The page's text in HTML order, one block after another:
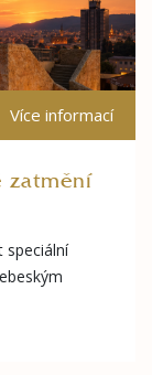
Více informací
zatmění
speciální